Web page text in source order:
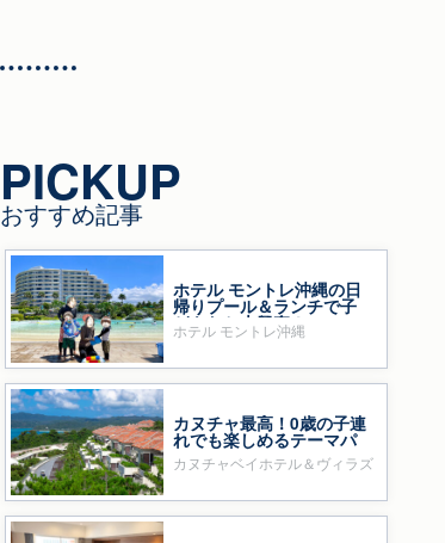
PICKUP
おすすめ記事
ホテル モントレ沖縄の日
帰りプール＆ランチで子
どもたち大興奮！
ホテル モントレ沖縄
カヌチャ最高！0歳の子連
れでも楽しめるテーマパ
ークのようなホテル
カヌチャベイホテル＆ヴィラズ